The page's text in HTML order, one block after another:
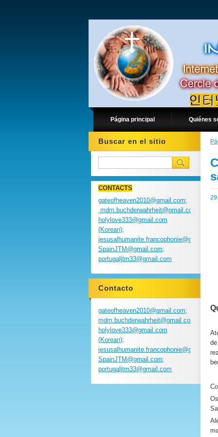
Página principal Quiénes
Buscar en el sitio
CONTACTS
gateofheaven2010@gmail.com;
mdm.buchderwahrheit@gmail.com;
holylove333@gmail.com
(Korean);
SpainJTM@gmail.com;
portugaljtm33@gmail.com
Contacto
gateofheaven2010@gmail.com;
mdm.buchderwahrheit@gmail.com;
holylove333@gmail.com
(Korean);
SpainJTM@gmail.com;
portugaljtm33@gmail.com